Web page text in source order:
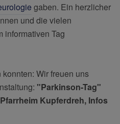
gaben. Ein herzlicher
und die vielen
informativen Tag
Wir freuen uns
"Parkinson-Tag"
Kupferdreh, Infos